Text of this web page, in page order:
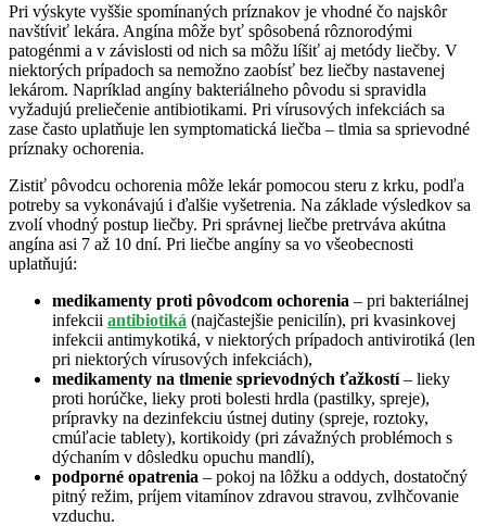
Pri výskyte vyššie spomínaných príznakov je vhodné čo najskôr
navštíviť lekára. Angína môže byť spôsobená rôznorodými
patogénmi a v závislosti od nich sa môžu líšiť aj metódy liečby. V
niektorých prípadoch sa nemožno zaobísť bez liečby nastavenej
lekárom. Napríklad angíny bakteriálneho pôvodu si spravidla
vyžadujú preliečenie antibiotikami. Pri vírusových infekciách sa
zase často uplatňuje len symptomatická liečba – tlmia sa sprievodné
príznaky ochorenia.
Zistiť pôvodcu ochorenia môže lekár pomocou steru z krku, podľa
potreby sa vykonávajú i ďalšie vyšetrenia. Na základe výsledkov sa
zvolí vhodný postup liečby. Pri správnej liečbe pretrváva akútna
angína asi 7 až 10 dní. Pri liečbe angíny sa vo všeobecnosti
uplatňujú:
medikamenty proti pôvodcom ochorenia – pri bakteriálnej
infekcii antibiotiká (najčastejšie penicilín), pri kvasinkovej
infekcii antimykotiká, v niektorých prípadoch antivirotiká (len
pri niektorých vírusových infekciách),
medikamenty na tlmenie sprievodných ťažkostí– lieky
proti horúčke, lieky proti bolesti hrdla (pastilky, spreje),
prípravky na dezinfekciu ústnej dutiny (spreje, roztoky,
cmúľacie tablety), kortikoidy (pri závažných problémoch s
dýchaním v dôsledku opuchu mandlí),
podporné opatrenia – pokoj na lôžku a oddych, dostatočný
pitný režim, príjem vitamínov zdravou stravou, zvlhčovanie
vzduchu.